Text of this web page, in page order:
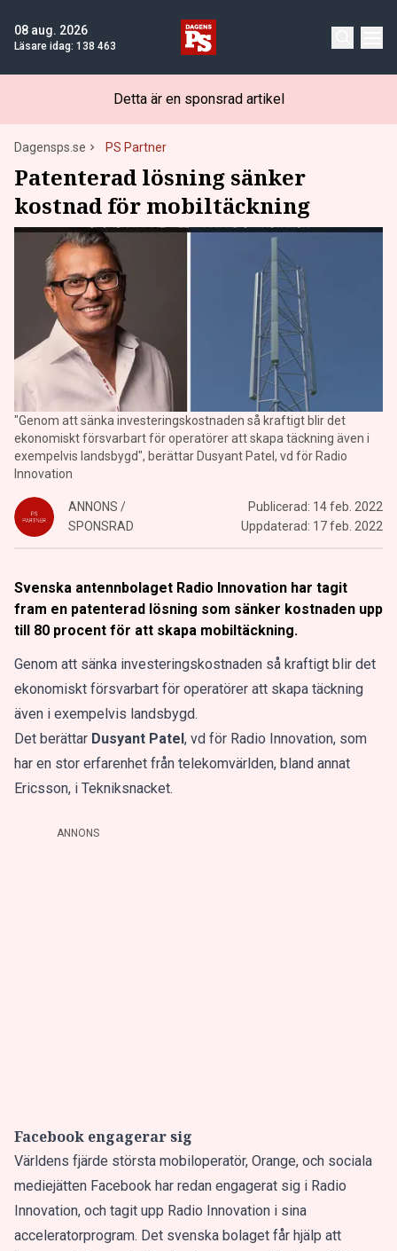
08 aug. 2026
Läsare idag: 138 463
Detta är en sponsrad artikel
Dagensps.se PS Partner
Patenterad lösning sänker
kostnad för mobiltäckning
"Genom att sänka investeringskostnaden så kraftigt blir det
ekonomiskt försvarbart för operatörer att skapa täckning även i
exempelvis landsbygd", berättar Dusyant Patel, vd för Radio
Innovation
ANNONS /
SPONSRAD
Publicerad: 14 feb. 2022
Uppdaterad: 17 feb. 2022
Svenska antennbolaget Radio Innovation har tagit
fram en patenterad lösning som sänker kostnaden upp
till 80 procent för att skapa mobiltäckning.
Genom att sänka investeringskostnaden så kraftigt blir det
ekonomiskt försvarbart för operatörer att skapa täckning
även i exempelvis landsbygd.
Det berättar Dusyant Patel, vd för Radio Innovation, som
har en stor erfarenhet från telekomvärlden, bland annat
Ericsson, i Tekniksnacket.
ANNONS
Facebook engagerar sig
Världens fjärde största mobiloperatör, Orange, och sociala
mediejätten Facebook har redan engagerat sig i Radio
Innovation, och tagit upp Radio Innovation i sina
acceleratorprogram. Det svenska bolaget får hjälp att